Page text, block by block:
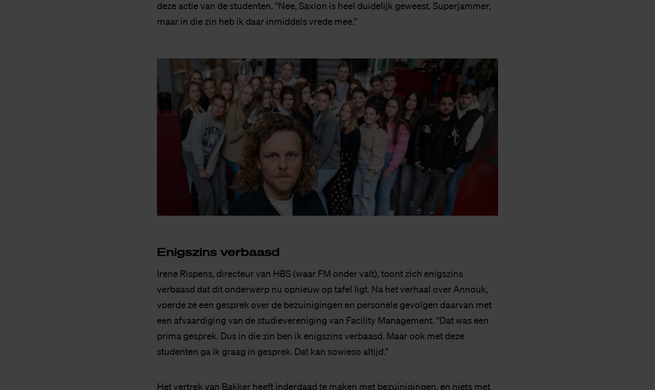
deze actie van de studenten. “Nee, Saxion is heel duidelijk geweest. Superjammer,
maar in die zin heb ik daar inmiddels vrede mee.”
Enigs­zins ver­baasd
Irene Rispens, directeur van HBS (waar FM onder valt), toont zich enigszins
verbaasd dat dit onderwerp nu opnieuw op tafel ligt. Na het verhaal over Annouk,
voerde ze een gesprek over de bezuinigingen en personele gevolgen daarvan met
een afvaardiging van de studievereniging van Facility Management. “Dat was een
prima gesprek. Dus in die zin ben ik enigszins verbaasd. Maar ook met deze
studenten ga ik graag in gesprek. Dat kan sowieso altijd.”
Het vertrek van Bakker heeft inderdaad te maken met bezuinigingen, en niets met